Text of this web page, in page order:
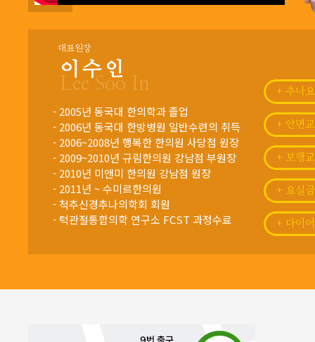
대표원장
이수인
Lee Soo In
- 2005년 동국대 한의학과 졸업
- 2006년 동국대 한방병원 일반수련의 취득
- 2006~2008년 행복한 한의원 사당점 원장
- 2009~2010년 규림한의원 강남점 부원장
- 2010년 미앤미 한의원 강남점 원장
- 2011년 ~ 수미르한의원
- 척추신경추나의학회 회원
- 턱관절통합의학 연구소 FCST 과정수료
+ 추나
+ 안면
+ 보행
+ 요실금
+ 다이